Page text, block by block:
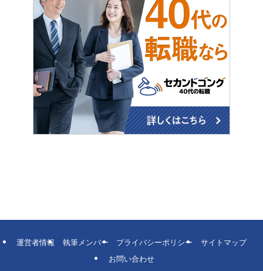
運営者情報 執筆メンバー プライバシーポリシー
サイトマップ
お問い合わせ